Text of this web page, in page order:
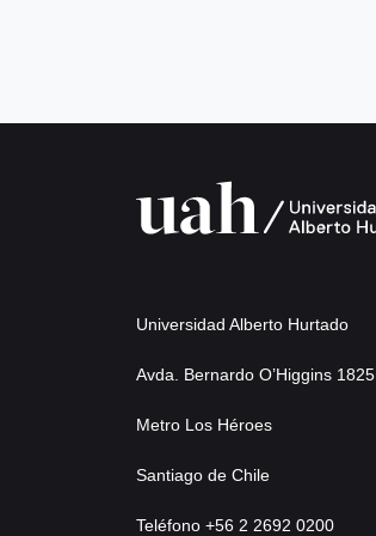
Universidad Alberto Hurtado
Avda. Bernardo O’Higgins 1825
Metro Los Héroes
Santiago de Chile
Teléfono +56 2 2692 0200